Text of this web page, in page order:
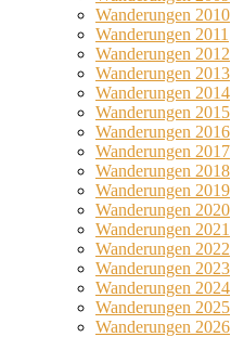
Wanderungen 2010
Wanderungen 2011
Wanderungen 2012
Wanderungen 2013
Wanderungen 2014
Wanderungen 2015
Wanderungen 2016
Wanderungen 2017
Wanderungen 2018
Wanderungen 2019
Wanderungen 2020
Wanderungen 2021
Wanderungen 2022
Wanderungen 2023
Wanderungen 2024
Wanderungen 2025
Wanderungen 2026